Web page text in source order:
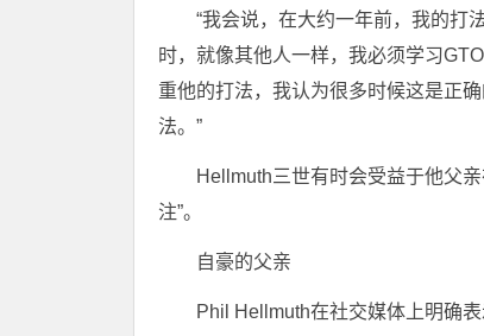
“我会说，在大约一年前，我的打
时，就像其他人一样，我必须学习
重他的打法，我认为很多时候这是正
法。”
Hellmuth三世有时会受益于他父
注”。
自豪的父亲
Phil Hellmuth在社交媒体上明确